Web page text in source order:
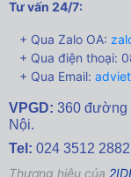
Tư vấn 24/7:
+ Qua Zalo OA:
+ Qua điện thoại:
+ Qua Email:
VPGD: 360 đường
Nội.
Tel: 024 3512
Thương hiệu của